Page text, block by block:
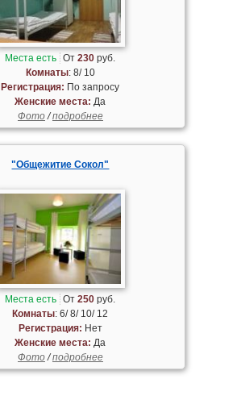
Места есть От230 руб.
Комнаты: 8/ 10
Регистрация: По запросу
Женские места: Да
Фото/подробнее
"Общежитие Сокол"
Места есть От250 руб.
Комнаты: 6/ 8/ 10/ 12
Регистрация: Нет
Женские места: Да
Фото/подробнее